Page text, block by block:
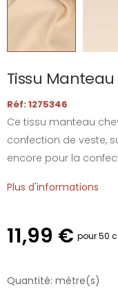
Tissu
Réf: 1275346
Ce tissu manteau
confection de veste,
encore pour la
Plus d'informations
11,99 € pour 50
Quantité: mètre(s)